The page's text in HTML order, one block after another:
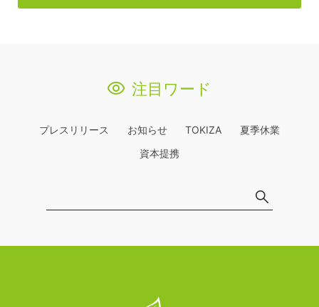
注目ワード
プレスリリース お知らせ TOKIZA
夏季休業
資本提携